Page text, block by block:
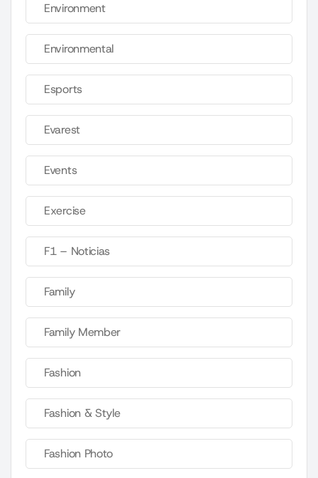
Environment
Environmental
Esports
Evarest
Events
Exercise
F1 – Noticias
Family
Family Member
Fashion
Fashion & Style
Fashion Photo